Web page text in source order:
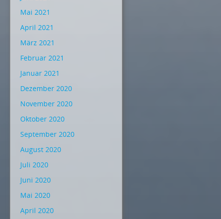
Mai 2021
April 2021
März 2021
Februar 2021
Januar 2021
Dezember 2020
November 2020
Oktober 2020
September 2020
August 2020
Juli 2020
Juni 2020
Mai 2020
April 2020